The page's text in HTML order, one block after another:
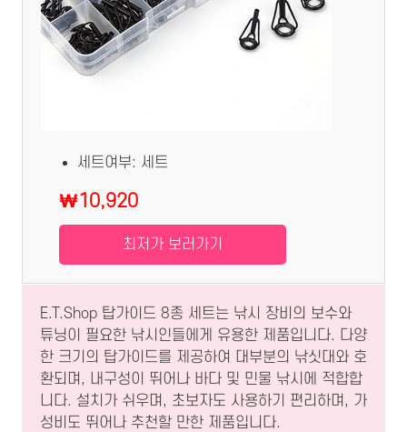
세트여부: 세트
₩10,920
최저가 보러가기
E.T.Shop 탑가이드 8종 세트는 낚시 장비의 보수와
튜닝이 필요한 낚시인들에게 유용한 제품입니다. 다양
한 크기의 탑가이드를 제공하여 대부분의 낚싯대와 호
환되며, 내구성이 뛰어나 바다 및 민물 낚시에 적합합
니다. 설치가 쉬우며, 초보자도 사용하기 편리하며, 가
성비도 뛰어나 추천할 만한 제품입니다.